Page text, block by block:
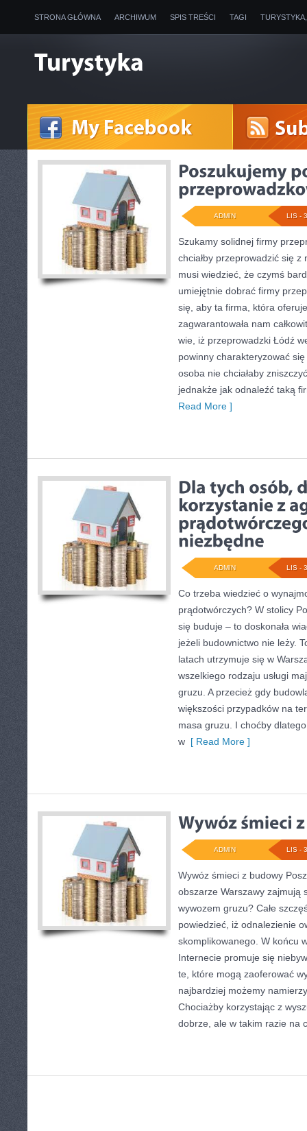
STRONA GŁÓWNA ARCHIWUM SPIS TREŚCI TAGI
LIS -
ADMIN
Szukamy solidnej firmy
chciałby przeprowadzić się z
musi wiedzieć, że czymś
umiejętnie dobrać firmy
się, aby ta firma, która
zagwarantowała nam
wie, iż przeprowadzki Łódź
powinny charakteryzować
osoba nie chciałaby
jednakże jak odnaleźć taką
Read More ]
LIS -
ADMIN
Co trzeba wiedzieć o
prądotwórczych? W stolicy
się buduje – to doskonała
jeżeli budownictwo nie leży.
latach utrzymuje się w
wszelkiego rodzaju usługi
gruzu. A przecież gdy
większości przypadków na
masa gruzu. I choćby
w [ Read More ]
LIS -
ADMIN
Wywóz śmieci z budowy
obszarze Warszawy zajmują
wywozem gruzu? Całe
powiedzieć, iż odnalezienie
skomplikowanego. W końcu
Internecie promuje się
te, które mogą zaoferować
najbardziej możemy
Chociażby korzystając z
dobrze, ale w takim razie na